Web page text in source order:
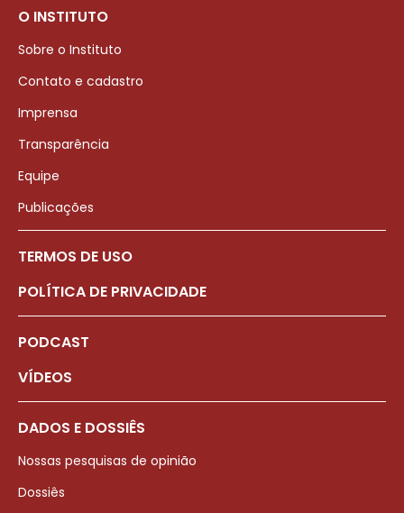
O INSTITUTO
Sobre o Instituto
Contato e cadastro
Imprensa
Transparência
Equipe
Publicações
TERMOS DE USO
POLÍTICA DE PRIVACIDADE
PODCAST
VÍDEOS
DADOS E DOSSIÊS
Nossas pesquisas de opinião
Dossiês